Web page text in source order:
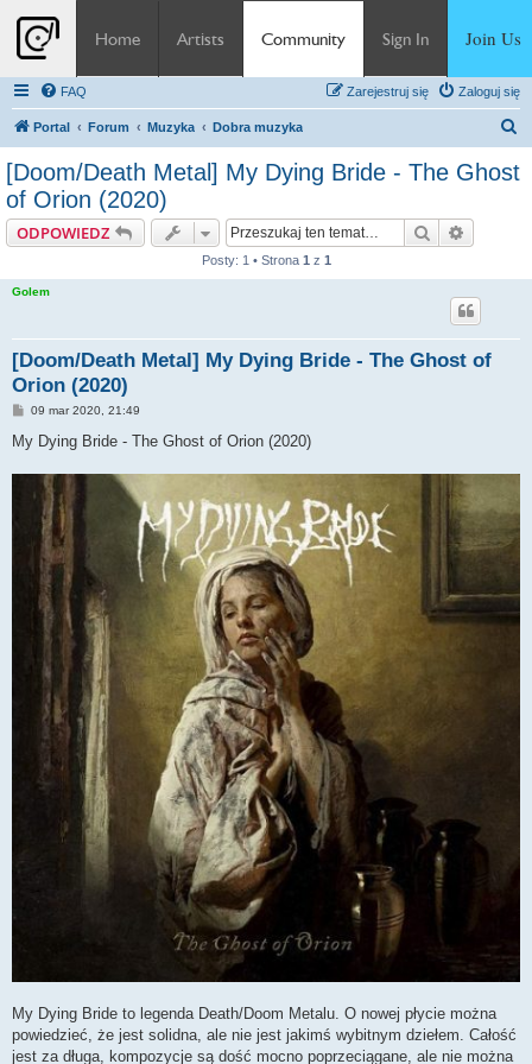
Home Artists Community Sign In Join Us
FAQ Zaloguj się
Zarejestruj się
Portal Forum Muzyka Dobra muzyka
u
[Doom/Death Metal] My Dying Bride - The Ghost
of Orion (2020)
ODPOWIEDZ Szukaj
Posty: 1 • Strona 1 z 1
Golem
[Doom/Death Metal] My Dying Bride - The Ghost of
Orion (2020)
P
s
t
09 mar 2020, 21:49
My Dying Bride - The Ghost of Orion (2020)
My Dying Bride to legenda Death/Doom Metalu. O nowej płycie można
powiedzieć, że jest solidna, ale nie jest jakimś wybitnym dziełem. Całość
jest za długa, kompozycje są dość mocno poprzeciągane, ale nie można